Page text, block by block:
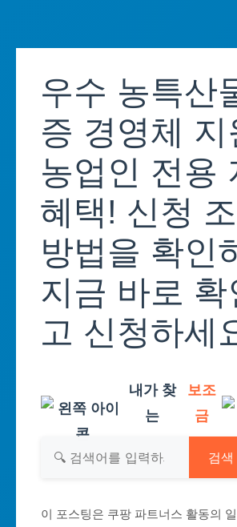
content우수 농특산
증 경영체
농업인 전용
혜택! 신청
방법을 확인
지금 바로 확
고 신청하세
내가 찾
는
보조
금
검색
이 포스팅은 쿠팡 파트너스 활동의